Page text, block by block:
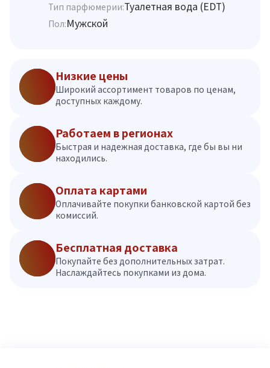
Тип парфюмерии:Туалетная вода (EDT)
Пол:Мужской
Низкие цены
Широкий ассортимент товаров по ценам,
доступных каждому.
Работаем в регионах
Быстрая и надежная доставка, где бы вы ни
находились.
Оплата картами
Оплачивайте покупки банковской картой без
комиссий.
Бесплатная доставка
Покупайте без дополнительных затрат.
Наслаждайтесь покупками из дома.